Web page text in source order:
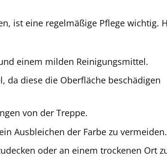
ist eine regelmäßige Pflege wichtig.
einem milden Reinigungsmittel.
da diese die Oberfläche beschädigen
von der Treppe.
Ausbleichen der Farbe zu vermeiden.
oder an einem trockenen Ort